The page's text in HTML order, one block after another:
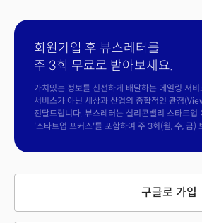
회원가입 후 뷰스레터를
주 3회 무료로 받아보세요.
가치있는 정보를 신선하게 배달하는 메일링 서
서비스가 아닌 세상과 산업의 종합적인 관점
전달드립니다. 뷰스레터는 실리콘밸리 스타트업
'스타트업 포커스'를 포함하여 주 3회(월, 수, 금)
구글로 가입